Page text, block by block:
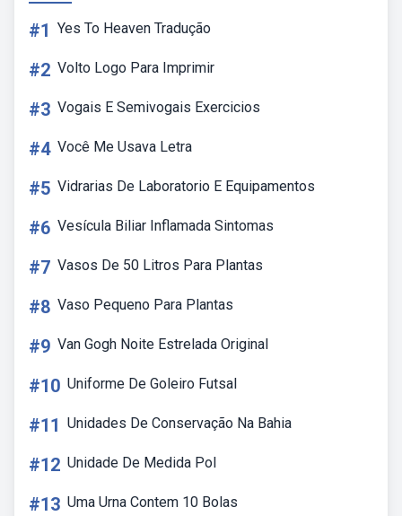
#1 Yes To Heaven Tradução
#2 Volto Logo Para Imprimir
#3 Vogais E Semivogais Exercicios
#4 Você Me Usava Letra
#5 Vidrarias De Laboratorio E Equipamentos
#6 Vesícula Biliar Inflamada Sintomas
#7 Vasos De 50 Litros Para Plantas
#8 Vaso Pequeno Para Plantas
#9 Van Gogh Noite Estrelada Original
#10 Uniforme De Goleiro Futsal
#11 Unidades De Conservação Na Bahia
#12 Unidade De Medida Pol
#13 Uma Urna Contem 10 Bolas